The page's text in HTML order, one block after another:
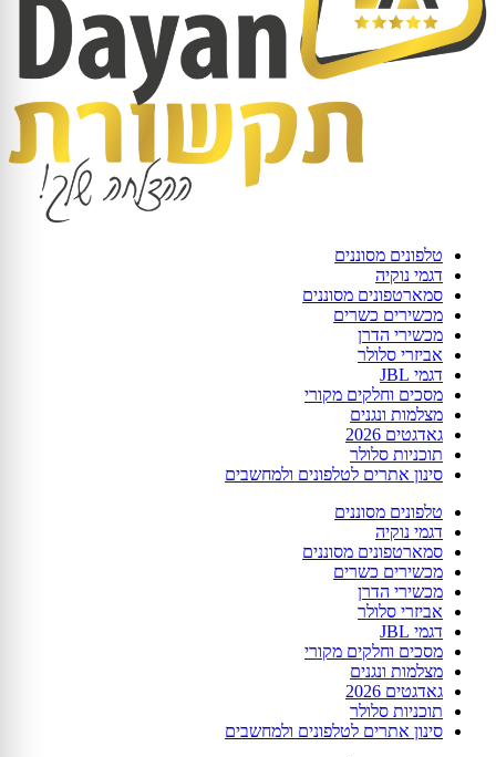
טלפונים מסוננים
דגמי נוקיה
סמארטפונים מסוננים
מכשירים כשרים
מכשירי הדרן
אביזרי סלולר
דגמי JBL
מסכים וחלקים מקורי
מצלמות ונגנים
גאדגטים 2026
תוכניות סלולר
סינון אתרים לטלפונים ולמחשבים
טלפונים מסוננים
דגמי נוקיה
סמארטפונים מסוננים
מכשירים כשרים
מכשירי הדרן
אביזרי סלולר
דגמי JBL
מסכים וחלקים מקורי
מצלמות ונגנים
גאדגטים 2026
תוכניות סלולר
סינון אתרים לטלפונים ולמחשבים